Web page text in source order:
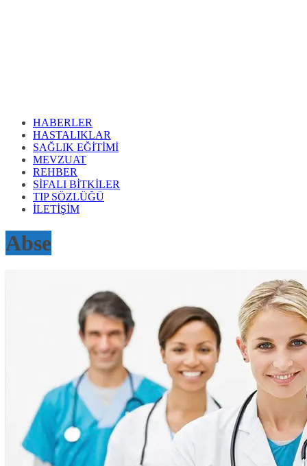
HABERLER
HASTALIKLAR
SAĞLIK EĞİTİMİ
MEVZUAT
REHBER
SİFALI BİTKİLER
TIP SÖZLÜĞÜ
İLETİŞİM
Abse